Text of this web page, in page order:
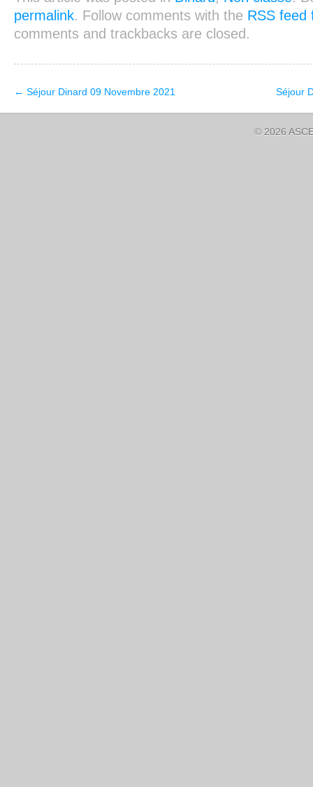
permalink. Follow comments with the RSS feed
comments and trackbacks are closed.
← Séjour Dinard 09 Novembre 2021 Séjour
© 2026